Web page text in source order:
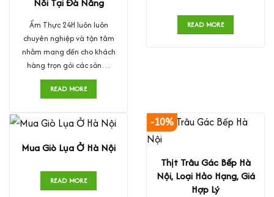
Ẩm Thực 24H luôn luôn
chuyên nghiệp và tận tâm
nhằm mang đến cho khách
hàng trọn gói các sản…
READ MORE
READ MORE
Mua Giò Lụa Ở Hà Nội
READ MORE
-10%
Thịt Trâu Gác Bếp Hà
Nội, Loại Hảo Hạng, Giá
Hợp Lý